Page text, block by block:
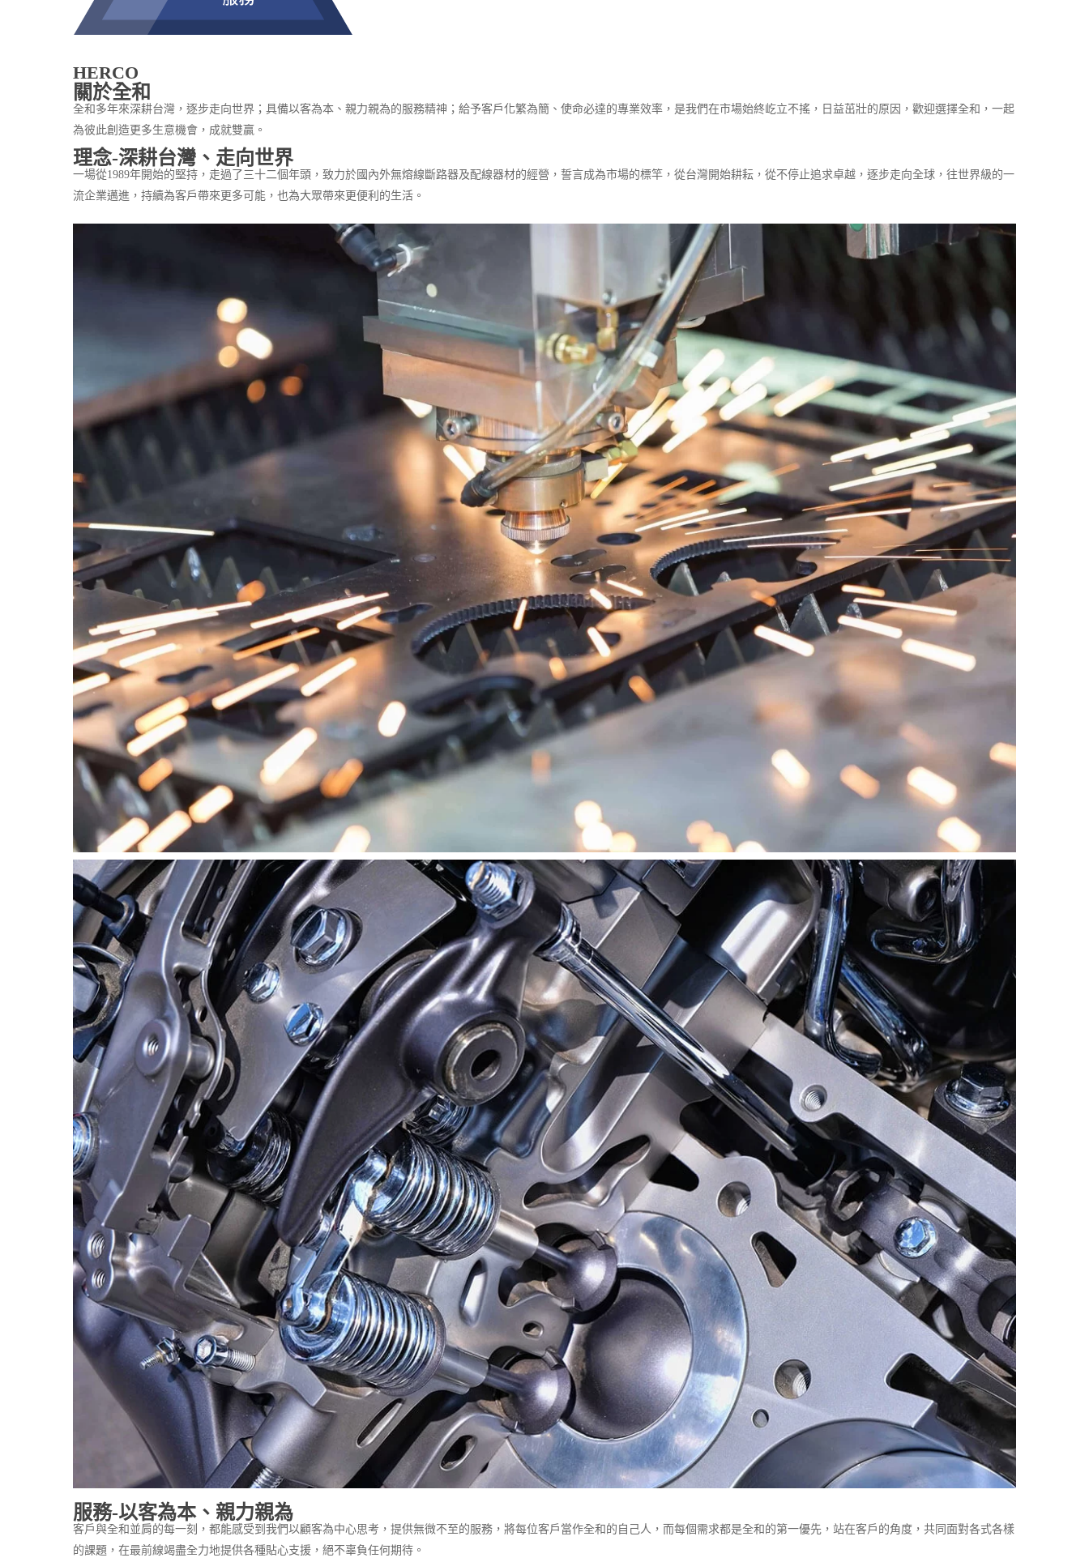
Hit enter to search or ESC to close
HERCO
關於全和
全和多年來深耕台灣，逐步走向世界；具備以客為本、親力親為的服務精神；給予客戶化繁為簡、使命必達的專業效率，是我們在市場始終屹立不搖，日益茁壯的原因，歡迎選擇全和，一起
為彼此創造更多生意機會，成就雙贏。
理念-深耕台灣、走向世界
一場從1989年開始的堅持，走過了三十二個年頭，致力於國內外無熔線斷路器及配線器材的經營，誓言成為市場的標竿，從台灣開始耕耘，從不停止追求卓越，逐步走向全球，往世界級的一
流企業邁進，持續為客戶帶來更多可能，也為大眾帶來更便利的生活。
服務-以客為本、親力親為
客戶與全和並肩的每一刻，都能感受到我們以顧客為中心思考，提供無微不至的服務，將每位客戶當作全和的自己人，而每個需求都是全和的第一優先，站在客戶的角度，共同面對各式各樣
的課題，在最前線竭盡全力地提供各種貼心支援，絕不辜負任何期待。